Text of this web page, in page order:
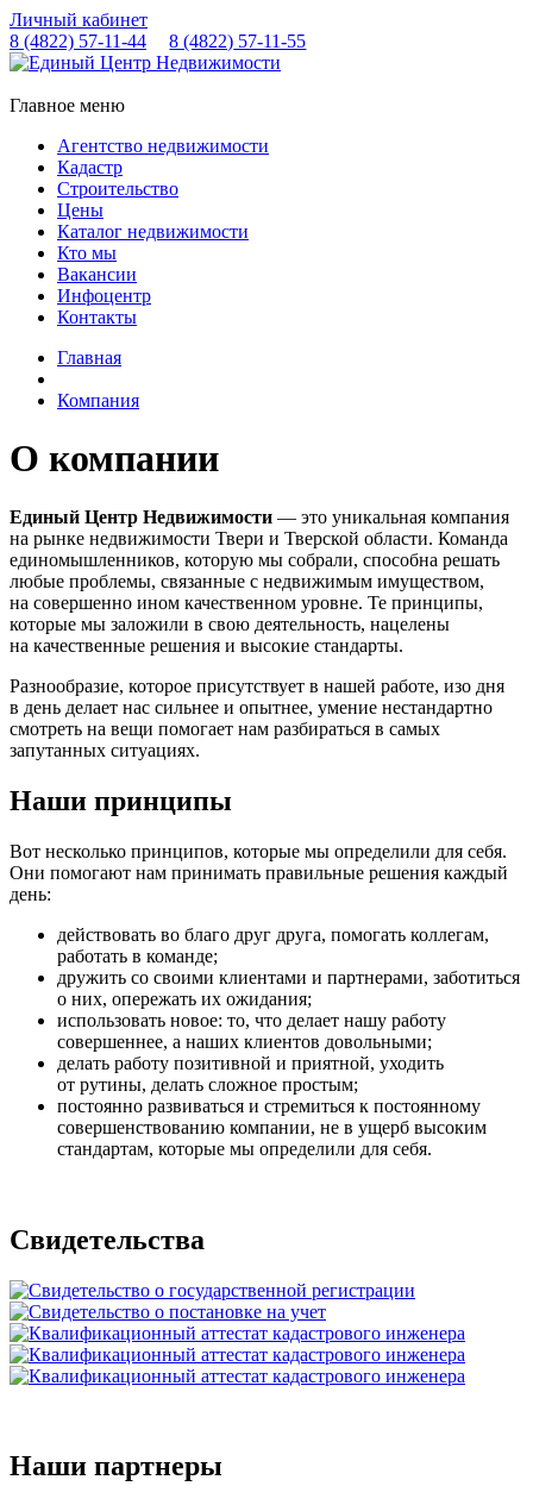
Личный кабинет
8 (4822) 57-11-44 8 (4822) 57-11-55
Главное меню
Агентство недвижимости
Кадастр
Строительство
Цены
Каталог недвижимости
Кто мы
Вакансии
Инфоцентр
Контакты
Главная
Компания
О компании
Единый Центр Недвижимости — это уникальная компания
на рынке недвижимости Твери и Тверской области. Команда
единомышленников, которую мы собрали, способна решать
любые проблемы, связанные с недвижимым имуществом,
на совершенно ином качественном уровне. Те принципы,
которые мы заложили в свою деятельность, нацелены
на качественные решения и высокие стандарты.
Разнообразие, которое присутствует в нашей работе, изо дня
в день делает нас сильнее и опытнее, умение нестандартно
смотреть на вещи помогает нам разбираться в самых
запутанных ситуациях.
Наши принципы
Вот несколько принципов, которые мы определили для себя.
Они помогают нам принимать правильные решения каждый
день:
действовать во благо друг друга, помогать коллегам,
работать в команде;
дружить со своими клиентами и партнерами, заботиться
о них, опережать их ожидания;
использовать новое: то, что делает нашу работу
совершеннее, а наших клиентов довольными;
делать работу позитивной и приятной, уходить
от рутины, делать сложное простым;
постоянно развиваться и стремиться к постоянному
совершенствованию компании, не в ущерб высоким
стандартам, которые мы определили для себя.
Свидетельства
Наши партнеры